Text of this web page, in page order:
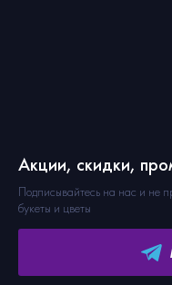
Акции, скидки,
Подписывайтесь на нас и не
букеты и цветы